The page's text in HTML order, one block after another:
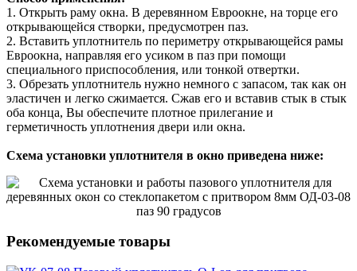
1. Открыть раму окна. В деревянном Евроокне, на торце его
открывающейся створки, предусмотрен паз.
2. Вставить уплотнитель по периметру открывающейся рамы
Евроокна, направляя его усиком в паз при помощи
специального приспособления, или тонкой отвертки.
3. Обрезать уплотнитель нужно немного с запасом, так как он
эластичен и легко сжимается. Сжав его и вставив стык в стык
оба конца, Вы обеспечите плотное прилегание и
герметичность уплотнения двери или окна.
Схема установки уплотнителя в окно приведена ниже:
Рекомендуемые товары